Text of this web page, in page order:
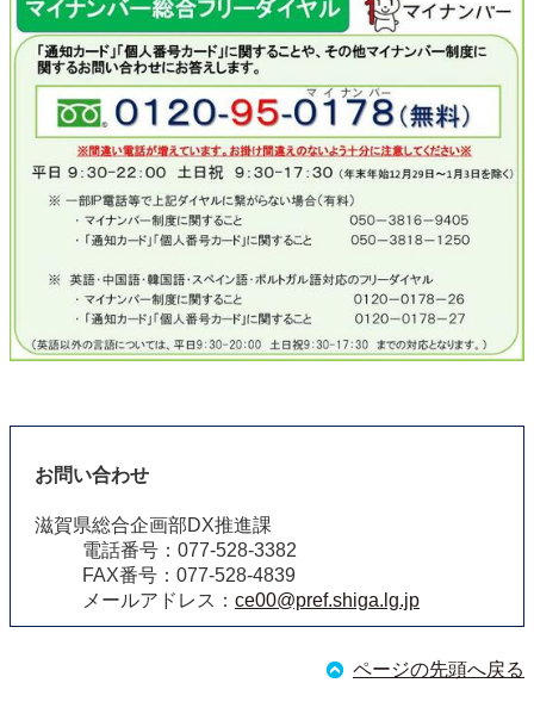
お問い合わせ
滋賀県総合企画部DX推進課
電話番号：077-528-3382
FAX番号：077-528-4839
メールアドレス： ce00@pref.shiga.lg.jp
ページの先頭へ戻る